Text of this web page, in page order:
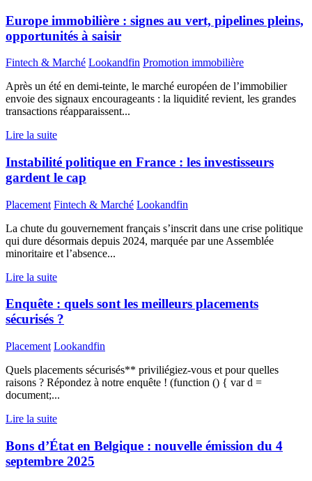
Europe immobilière : signes au vert, pipelines pleins,
opportunités à saisir
Fintech & Marché Lookandfin Promotion immobilière
Après un été en demi-teinte, le marché européen de l’immobilier
envoie des signaux encourageants : la liquidité revient, les grandes
transactions réapparaissent...
Lire la suite
Instabilité politique en France : les investisseurs
gardent le cap
Placement Fintech & Marché Lookandfin
La chute du gouvernement français s’inscrit dans une crise politique
qui dure désormais depuis 2024, marquée par une Assemblée
minoritaire et l’absence...
Lire la suite
Enquête : quels sont les meilleurs placements
sécurisés ?
Placement Lookandfin
Quels placements sécurisés** priviliégiez-vous et pour quelles
raisons ? Répondez à notre enquête ! (function () { var d =
document;...
Lire la suite
Bons d’État en Belgique : nouvelle émission du 4
septembre 2025